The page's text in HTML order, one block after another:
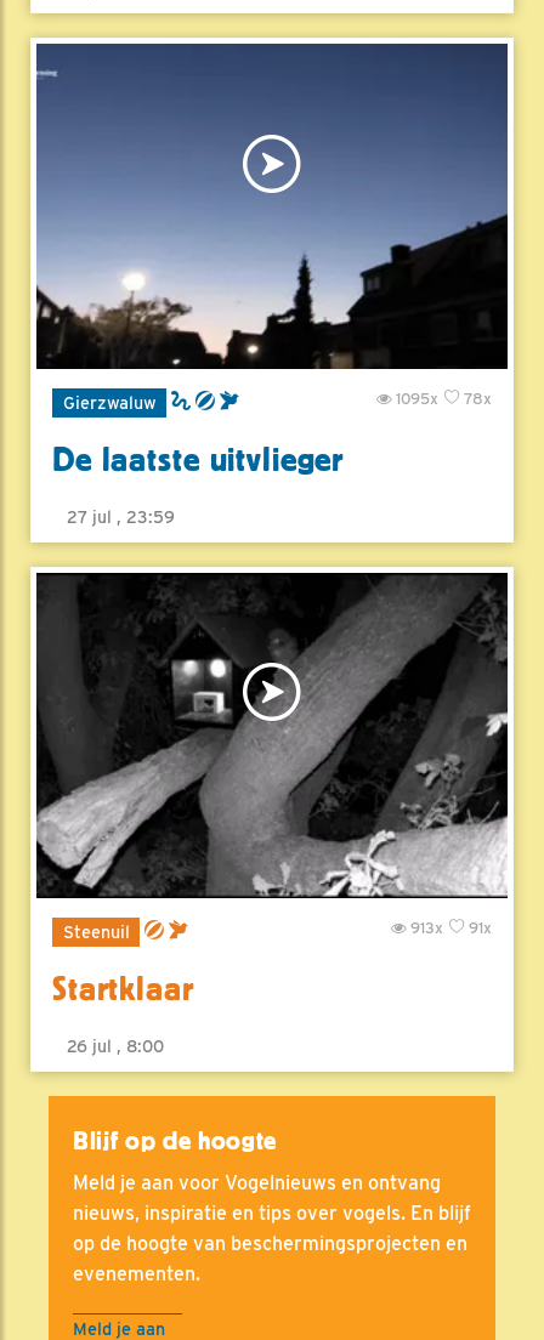
Gierzwaluw 78x
1095x
De laatste uitvlieger
27 jul , 23:59
Steenuil 91x
913x
Startklaar
26 jul , 8:00
Blijf op de hoogte
Meld je aan voor Vogelnieuws en ontvang
nieuws, inspiratie en tips over vogels. En blijf
op de hoogte van beschermingsprojecten en
evenementen.
Meld je aan